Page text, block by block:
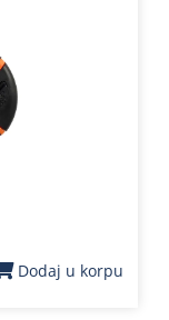
Dodaj u korpu